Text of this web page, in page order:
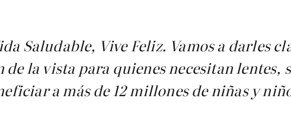
Saludable, Vive Feliz. Vamos a darles
la vista para quienes necesitan lentes,
a más de 12 millones de niñas y